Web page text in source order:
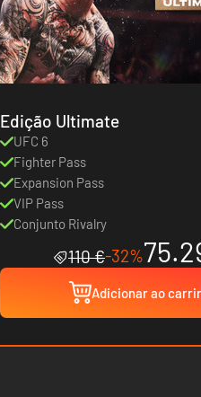
Edição Ultimate
UFC 6
Fighter Pass
Expansion Pass
VIP Pass
Conjunto Rivalry
110 €-32%
Adicionar ao